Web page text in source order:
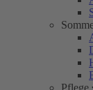
Pflege